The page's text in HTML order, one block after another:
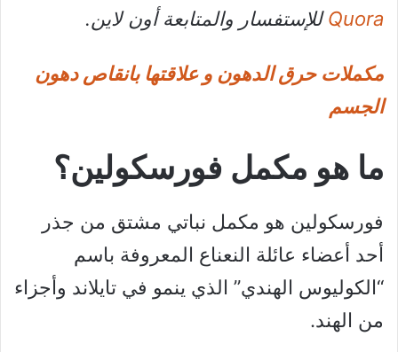
Quoraللإستفسار والمتابعة أون لاين.
مكملات حرق الدهون و علاقتها بانقاص دهون
الجسم
ما هو مكمل فورسكولين؟
فورسكولين هو مكمل نباتي مشتق من جذر
أحد أعضاء عائلة النعناع المعروفة باسم
“الكوليوس الهندي” الذي ينمو في تايلاند وأجزاء
من الهند.